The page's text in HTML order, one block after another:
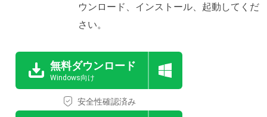
ウンロード、インストール、起動してくだ
さい。
無料ダウンロード
Windows向け
安全性確認済み